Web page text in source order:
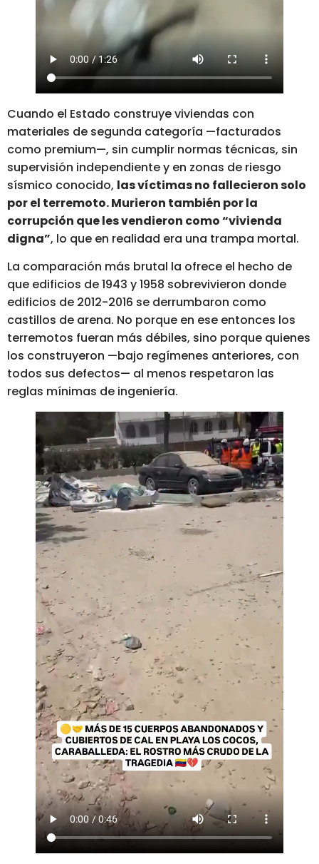
Cuando el Estado construye viviendas con
materiales de segunda categoría —facturados
como premium—, sin cumplir normas técnicas, sin
supervisión independiente y en zonas de riesgo
sísmico conocido, las víctimas no fallecieron solo
por el terremoto. Murieron también por la
corrupción que les vendieron como “vivienda
digna”, lo que en realidad era una trampa mortal.
La comparación más brutal la ofrece el hecho de
que edificios de 1943 y 1958 sobrevivieron donde
edificios de 2012-2016 se derrumbaron como
castillos de arena. No porque en ese entonces los
terremotos fueran más débiles, sino porque quienes
los construyeron —bajo regímenes anteriores, con
todos sus defectos— al menos respetaron las
reglas mínimas de ingeniería.